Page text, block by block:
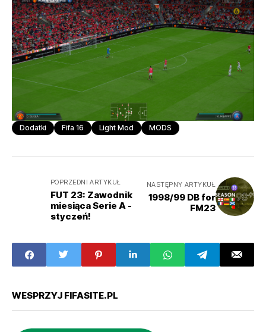
Dodatki Fifa 16 Light Mod MODS
POPRZEDNI ARTYKUŁ
FUT 23: Zawodnik
miesiąca Serie A -
styczeń!
NASTĘPNY ARTYKUŁ
1998/99 DB for
FM23
WESPRZYJ FIFASITE.PL